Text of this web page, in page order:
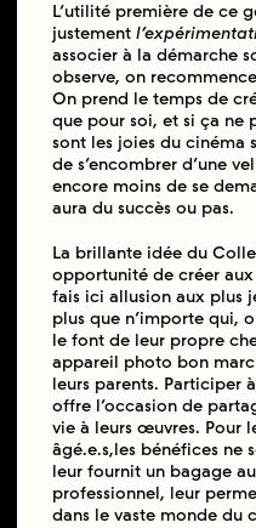
L’utilité première de ce
justement
associer à la démarche
observe, on
On prend le temps de
que pour soi, et si ça ne
sont les joies du cinéma
de s’encombrer d’une
encore moins de se
aura du succès ou pas.
La brillante idée du
opportunité de créer
fais ici allusion aux plus
plus que n’importe qui,
le font de leur propre
appareil photo bon
leurs parents. Participer
offre l’occasion de
vie à leurs œuvres. Pour
âgé.e.s,les bénéfices ne
leur fournit un bagage
professionnel, leur
dans le vaste monde du